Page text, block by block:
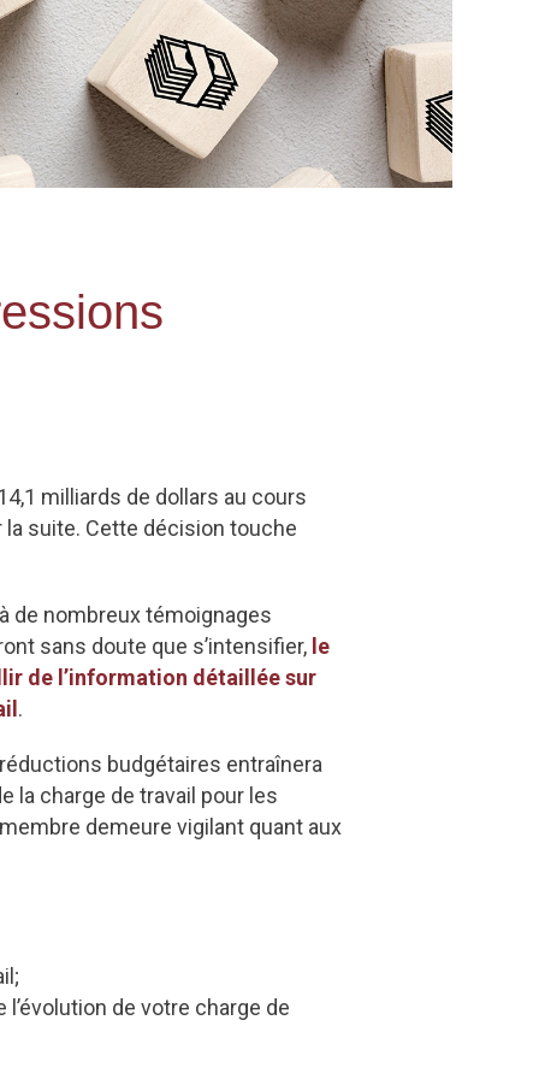
milliards de dollars au cours
la suite. Cette décision touche
de nombreux témoignages
sans doute que s’intensifier, le
de l’information détaillée sur
.
budgétaires entraînera
la charge de travail pour les
demeure vigilant quant aux
de votre charge de